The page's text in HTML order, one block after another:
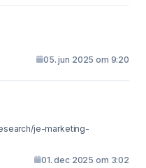
05. jun 2025 om 9:20
je-marketing-
01. dec 2025 om 3:02